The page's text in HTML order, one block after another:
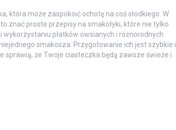
która może zaspokoić ochotę na coś słodkiego. W
znać proste przepisy na smakołyki, które nie tylko
płatków owsianych i różnorodnych
smakosza. Przygotowanie ich jest szybkie i
sprawią, że Twoje ciasteczka będą zawsze świeże i